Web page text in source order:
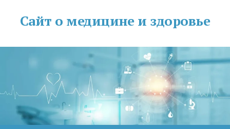
Сайт о медицине и здоровье